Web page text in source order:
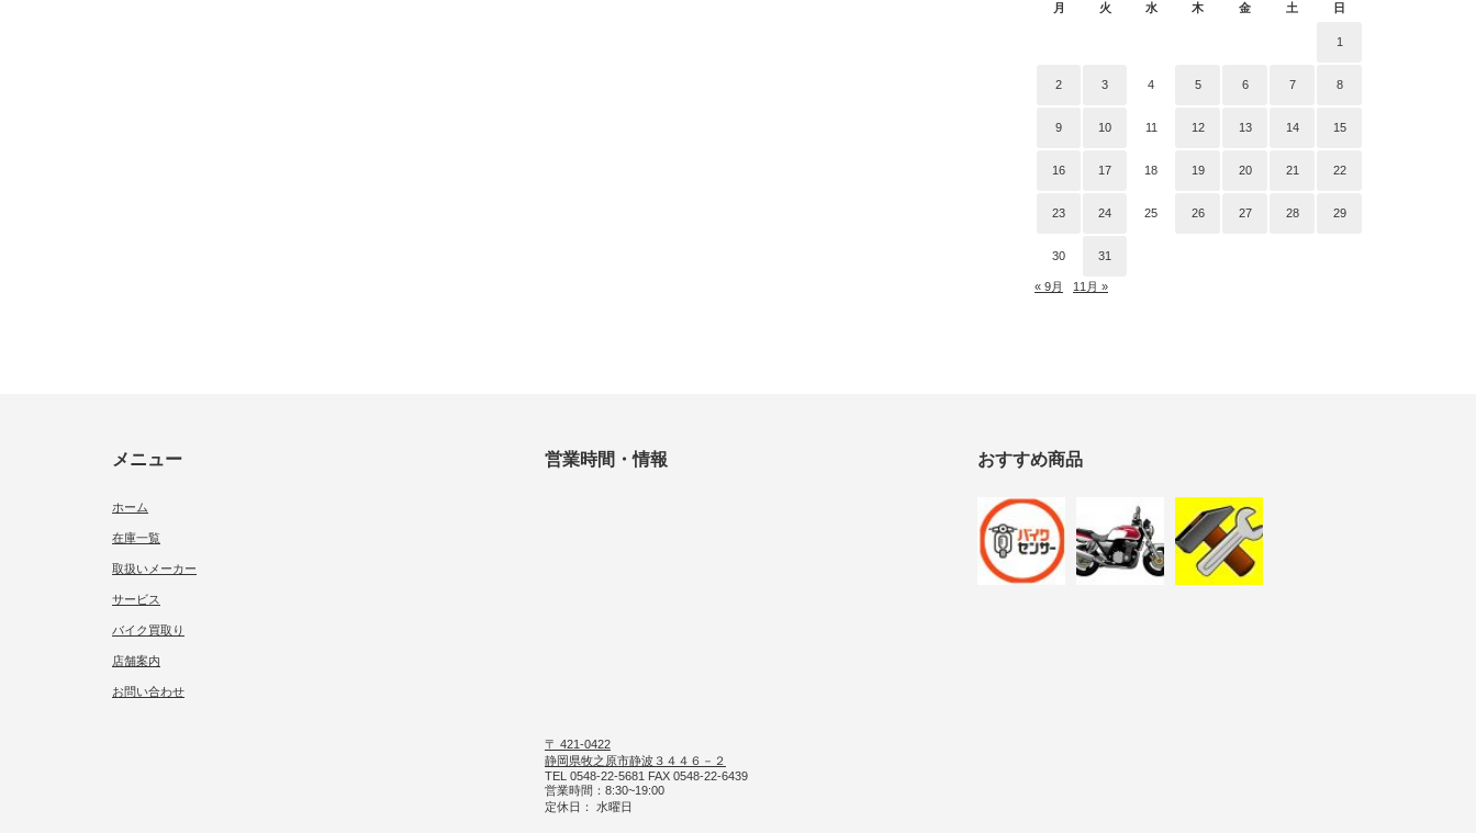
月 火 水 木 金 土 日
1
2 3 4 5 6 7 8
9 10 11 12 13 14 15
16 17 18 19 20 21 22
23 24 25 26 27 28 29
30 31
« 9月 11月 »
メニュー
ホーム
在庫一覧
取扱いメーカー
サービス
バイク買取り
店舗案内
お問い合わせ
営業時間・情報
〒 421-0422
静岡県牧之原市静波３４４６－２
TEL 0548-22-5681 FAX 0548-22-6439
営業時間：8:30~19:00
定休日： 水曜日
おすすめ商品